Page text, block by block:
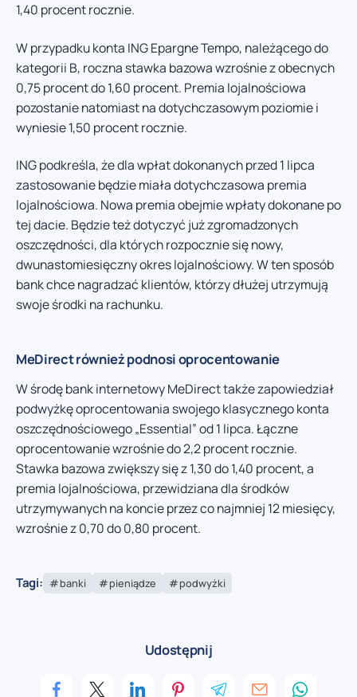
1,40 procent rocznie.
W przypadku konta ING Epargne Tempo, należącego do
kategorii B, roczna stawka bazowa wzrośnie z obecnych
0,75 procent do 1,60 procent. Premia lojalnościowa
pozostanie natomiast na dotychczasowym poziomie i
wyniesie 1,50 procent rocznie.
ING podkreśla, że dla wpłat dokonanych przed 1 lipca
zastosowanie będzie miała dotychczasowa premia
lojalnościowa. Nowa premia obejmie wpłaty dokonane po
tej dacie. Będzie też dotyczyć już zgromadzonych
oszczędności, dla których rozpocznie się nowy,
dwunastomiesięczny okres lojalnościowy. W ten sposób
bank chce nagradzać klientów, którzy dłużej utrzymują
swoje środki na rachunku.
MeDirect również podnosi oprocentowanie
W środę bank internetowy MeDirect także zapowiedział
podwyżkę oprocentowania swojego klasycznego konta
oszczędnościowego „Essential” od 1 lipca. Łączne
oprocentowanie wzrośnie do 2,2 procent rocznie.
Stawka bazowa zwiększy się z 1,30 do 1,40 procent, a
premia lojalnościowa, przewidziana dla środków
utrzymywanych na koncie przez co najmniej 12 miesięcy,
wzrośnie z 0,70 do 0,80 procent.
Tagi: banki pieniądze podwyżki
Udostępnij